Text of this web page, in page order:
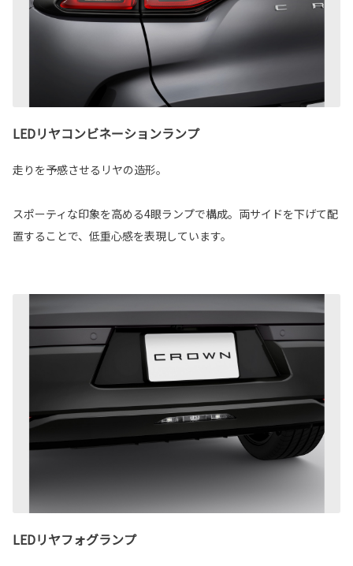
LEDリヤコンビネーションランプ
走りを予感させるリヤの造形。
スポーティな印象を高める4眼ランプで構成。両サイドを下げて配
置することで、低重心感を表現しています。
LEDリヤフォグランプ